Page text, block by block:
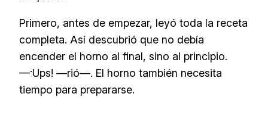
Primero, antes de empezar, leyó toda la receta
completa. Así descubrió que no debía
encender el horno al final, sino al principio.
—¡Ups! —rió—. El horno también necesita
tiempo para prepararse.